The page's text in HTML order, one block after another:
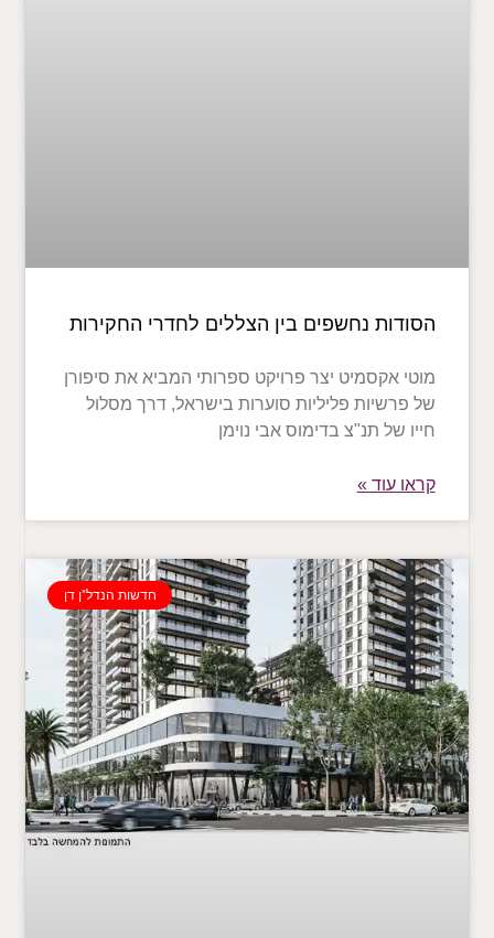
הסודות נחשפים בין הצללים לחדרי החקירות
מוטי אקסמיט יצר פרויקט ספרותי המביא את סיפורן
של פרשיות פליליות סוערות בישראל, דרך מסלול
חייו של תנ"צ בדימוס אבי נוימן
קראו עוד »
חדשות הנדל"ן דן